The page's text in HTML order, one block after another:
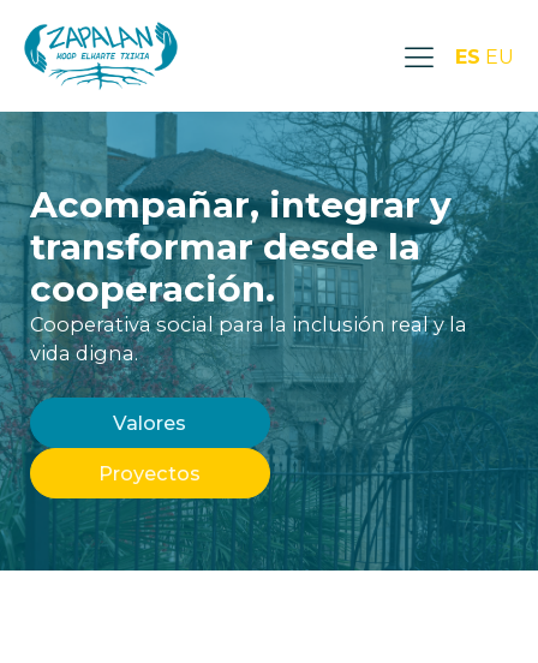
ES EU
Acompañar, integrar y
transformar desde la
cooperación.
Cooperativa social para la inclusión real y la
vida digna.
Valores
Proyectos